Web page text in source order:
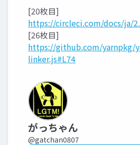
[20枚目]
https://circleci.com/docs/ja/
[26枚目]
https://github.com/yarnpkg/
linker.js#L74
がっちゃん
@gatchan0807